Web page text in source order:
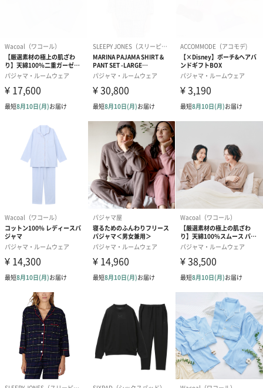
写真付きメッセージカ
写真付きメッセージカ
ード（Thank you）ピ
ンク（680円）
【誕生日】
Birthday ホワ
生花のブーケを同梱します。
※9-15時にご注文いただく場合、最短のお届け可能日が通常より
も1日遅くなります。
シーズンブーケ（ひま
わり）（1,880円）
ブーケ（ホワイトグリ
ーン）（1,650円）
ブーケ（ピン
（1,650円）